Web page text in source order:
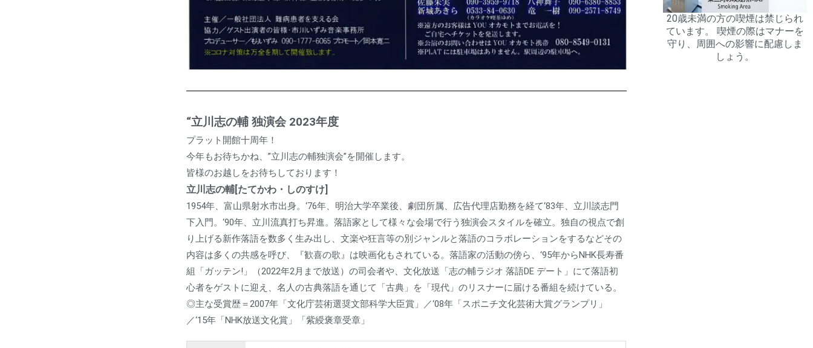
“立川志の輔 独演会 2023年度
プラット開館十周年！
今年もお待ちかね、”立川志の輔独演会”を開催します。
皆様のお越しをお待ちしております！
立川志の輔[たてかわ・しのすけ]
1954年、富山県射水市出身。‘76年、明治大学卒業後、劇団所属、広告代理店勤務を経て‘83年、立川談志門
下入門。‘90年、立川流真打ち昇進。落語家として様々な会場で行う独演会スタイルを確立。独自の視点で創
り上げる新作落語を数多く生み出し、文楽や狂言等の別ジャンルと落語のコラボレーションをするなどその
内容は多くの共感を呼び、『歓喜の歌』は映画化もされている。落語家の活動の傍ら、‘95年からNHK長寿番
組「ガッテン!」（2022年2月まで放送）の司会者や、文化放送「志の輔ラジオ 落語DE デート」にて落語初
心者をゲストに迎え、名人の古典落語を通じて「古典」を「現代」のリスナーに届ける番組を続けている。
◎主な受賞歴＝2007年「文化庁芸術選奨文部科学大臣賞」／‘08年「スポニチ文化芸術大賞グランプリ」
／‘15年「NHK放送文化賞」「紫綬褒章受章」
20歳未満の方の喫煙は禁じられ
ています。 喫煙の際はマナーを
守り、周囲への影響に配慮しま
しょう。